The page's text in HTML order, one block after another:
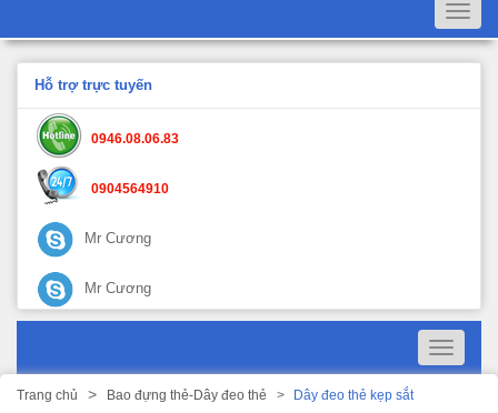
Hỗ trợ trực tuyến
0946.08.06.83
0904564910
Mr Cương
Mr Cương
Toggle
Trang chủ Bao đựng thẻ-Dây đeo thẻ Dây đeo thẻ kẹp sắt